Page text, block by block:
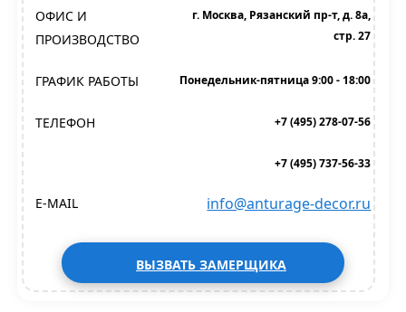
ОФИС И
ПРОИЗВОДСТВО
г. Москва, Рязанский пр-т, д. 8а,
стр. 27
ГРАФИК РАБОТЫ Понедельник-пятница 9:00 - 18:00
ТЕЛЕФОН +7 (495) 278-07-56
+7 (495) 737-56-33
E-MAIL info@anturage-decor.ru
ВЫЗВАТЬ ЗАМЕРЩИКА